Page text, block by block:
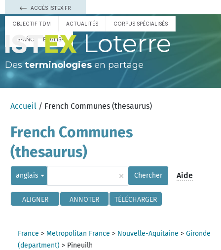
ACCÈS ISTEX.FR
OBJECTIF TDM ACTUALITÉS CORPUS SPÉCIALISÉS
ESPAÑOL ENGLISH Loterre
Des terminologies en partage
Accueil / French Communes (thesaurus)
French Communes
(thesaurus)
anglais × Chercher Aide
ALIGNER ANNOTER TÉLÉCHARGER
France > Metropolitan France > Nouvelle-Aquitaine >Gironde
(department) > Pineuilh